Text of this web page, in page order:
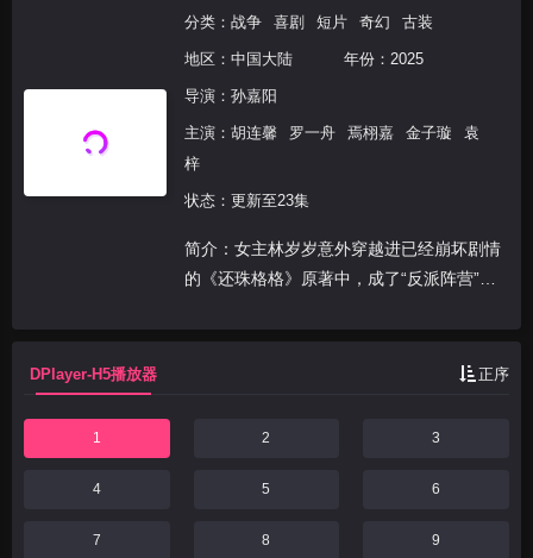
分类： 战争 喜剧 短片 奇幻 古装
地区： 中国大陆 年份： 2025
导演： 孙嘉阳
主演： 胡连馨 罗一舟 焉栩嘉 金子璇
袁
梓
状态：更新至23集
简介：女主林岁岁意外穿越进已经崩坏剧情
的《还珠格格》原著中，成了“反派阵营”皇
去，只能将已发生偏离的原著剧情，修复完
整。谁知半路杀出个慎刑司的侍卫和她纠缠
DPlayer-H5播放器 正序
1 2 3
4 5 6
7 8 9